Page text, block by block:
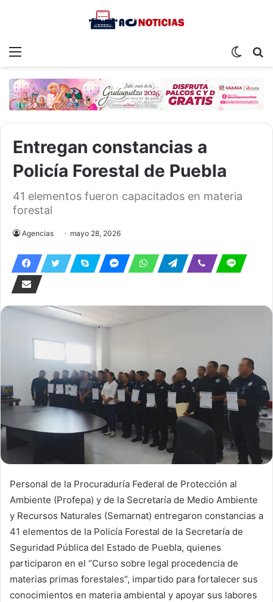
Menu
Switch
Entregan constancias a
Policía Forestal de Puebla
41 elementos fueron capacitados en materia
forestal
Agencias mayo 28, 2026
Personal de la Procuraduría Federal de Protección al
Ambiente (Profepa) y de la Secretaría de Medio Ambiente
y Recursos Naturales (Semarnat) entregaron constancias a
41 elementos de la Policía Forestal de la Secretaría de
Seguridad Pública del Estado de Puebla, quienes
participaron en el “Curso sobre legal procedencia de
materias primas forestales”, impartido para fortalecer sus
conocimientos en materia ambiental y apoyar sus labores